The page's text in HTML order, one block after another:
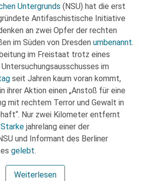
Untergrunds (NSU) hat die erst
Antifaschistische Initiative
an zwei Opfer der rechten
im Süden von Dresden umbenannt.
im Freistaat trotz eines
im
seit Jahren kaum voran kommt,
ihrer Aktion einen „Anstoß für eine
mit rechtem Terror und Gewalt in
Nur zwei Kilometer entfernt
jahrelang einer der
und Informant des Berliner
gelebt.
Weiterlesen